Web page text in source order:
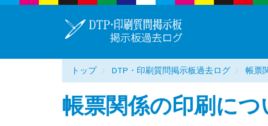
トップ DTP・印刷質問掲示板過去ログ 帳票
帳票関係の印刷に